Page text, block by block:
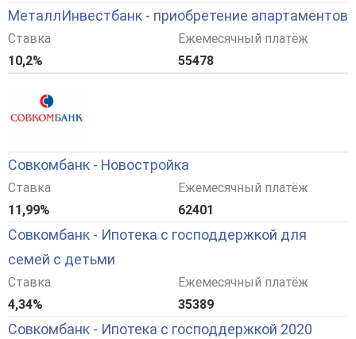
МеталлИнвестбанк - приобретение апартаментов
Ставка
10,2%
Ежемесячный платёж
55478
Совкомбанк - Новостройка
Ставка
11,99%
Ежемесячный платёж
62401
Совкомбанк - Ипотека с господдержкой для
семей с детьми
Ставка
4,34%
Ежемесячный платёж
35389
Совкомбанк - Ипотека с господдержкой 2020